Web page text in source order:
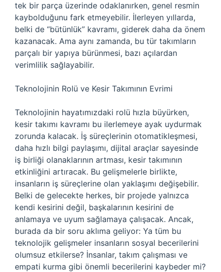
tek bir parça üzerinde odaklanırken, genel resmin
kaybolduğunu fark etmeyebilir. İlerleyen yıllarda,
belki de “bütünlük” kavramı, giderek daha da önem
kazanacak. Ama aynı zamanda, bu tür takımların
parçalı bir yapıya bürünmesi, bazı açılardan
verimlilik sağlayabilir.
Teknolojinin Rolü ve Kesir Takımının Evrimi
Teknolojinin hayatımızdaki rolü hızla büyürken,
kesir takımı kavramı bu ilerlemeye ayak uydurmak
zorunda kalacak. İş süreçlerinin otomatikleşmesi,
daha hızlı bilgi paylaşımı, dijital araçlar sayesinde
iş birliği olanaklarının artması, kesir takımının
etkinliğini artıracak. Bu gelişmelerle birlikte,
insanların iş süreçlerine olan yaklaşımı değişebilir.
Belki de gelecekte herkes, bir projede yalnızca
kendi kesirini değil, başkalarının kesirini de
anlamaya ve uyum sağlamaya çalışacak. Ancak,
burada da bir soru aklıma geliyor: Ya tüm bu
teknolojik gelişmeler insanların sosyal becerilerini
olumsuz etkilerse? İnsanlar, takım çalışması ve
empati kurma gibi önemli becerilerini kaybeder mi?